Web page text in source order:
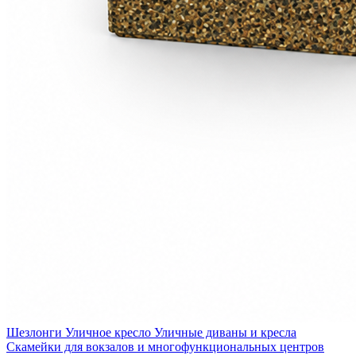
Шезлонги Уличное кресло Уличные диваны и кресла
Скамейки для вокзалов и многофункциональных центров